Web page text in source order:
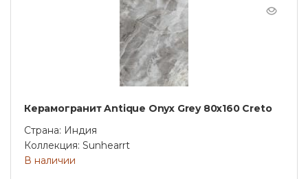
Керамогранит Antique Onyx Grey 80х160 Creto
Страна: Индия
Коллекция: Sunhearrt
В наличии